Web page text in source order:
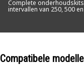
Complete
intervallen van 250, 500
Compatibele